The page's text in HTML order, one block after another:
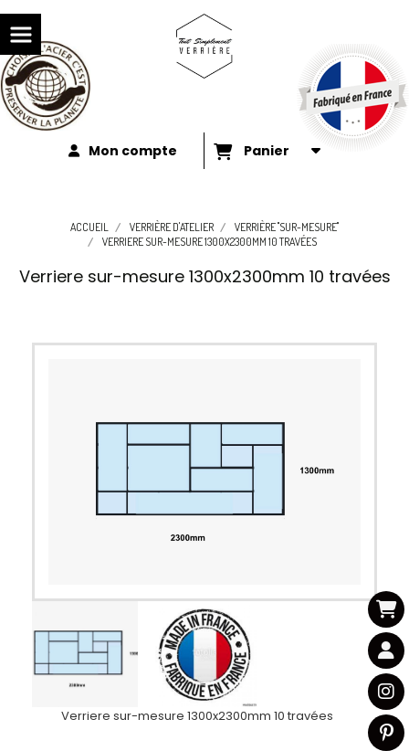
Mon compte Panier
ACCUEIL VERRIÈRE D'ATELIER
VERRIÈRE "SUR-MESURE"
VERRIERE SUR-MESURE 1300X2300MM 10 TRAVÉES
Verriere sur-mesure 1300x2300mm 10 travées
Verriere sur-mesure 1300x2300mm 10 travées